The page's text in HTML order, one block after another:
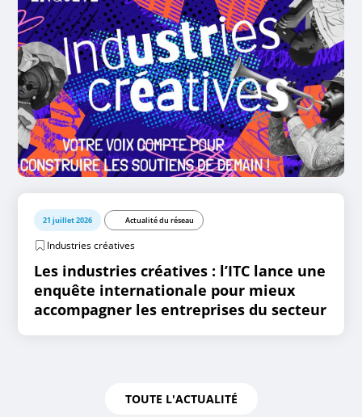
21 juillet 2026 Actualité du réseau
Industries créatives
Les industries créatives : l’ITC lance une
enquête internationale pour mieux
accompagner les entreprises du secteur
TOUTE L'ACTUALITÉ